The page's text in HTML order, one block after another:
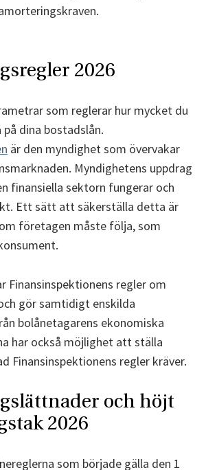
2026
som reglerar hur mycket du
dina bostadslån.
är den myndighet som övervakar
Myndighetens uppdrag
finansiella sektorn fungerar och
Ett sätt att säkerställa detta är
företagen måste följa, som
Finansinspektionens regler om
gör samtidigt enskilda
bolånetagarens ekonomiska
har också möjlighet att ställa
Finansinspektionens regler kräver.
och höjt
2026
som började gälla den 1